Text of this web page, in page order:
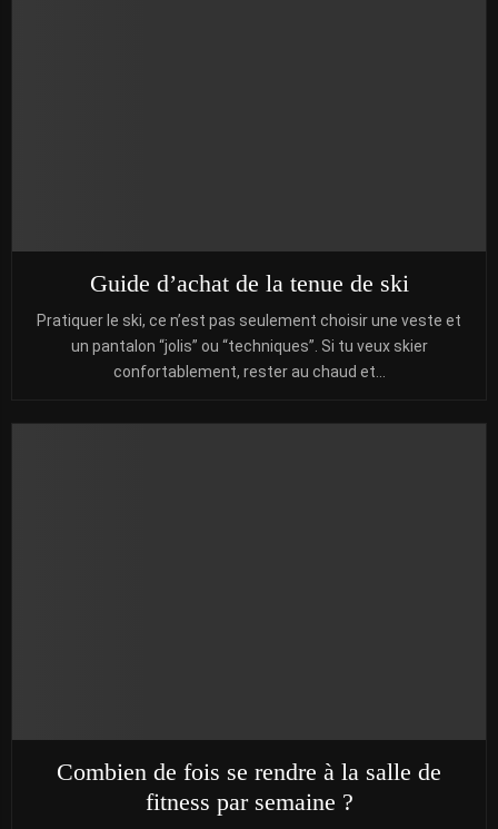
Guide d’achat de la tenue de ski
Pratiquer le ski, ce n’est pas seulement choisir une veste et
un pantalon “jolis” ou “techniques”. Si tu veux skier
confortablement, rester au chaud et...
Combien de fois se rendre à la salle de
fitness par semaine ?